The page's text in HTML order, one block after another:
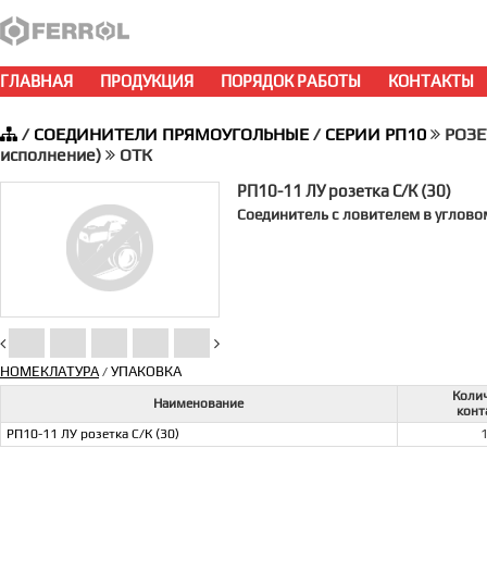
ГЛАВНАЯ ПРОДУКЦИЯ ПОРЯДОК РАБОТЫ КОНТАКТЫ
/ СОЕДИНИТЕЛИ ПРЯМОУГОЛЬНЫЕ/ СЕРИИ РП10
исполнение)
ОТК
РП10-11 ЛУ розетка С/К (30)
Соединитель с ловителем в
НОМЕКЛАТУРА/ УПАКОВКА
Наименование
РП10-11 ЛУ розетка С/К (30)